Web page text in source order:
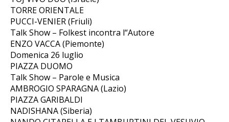
TORRE ORIENTALE
PUCCI-VENIER (Friuli)
Talk Show – Folkest incontra l“Autore
ENZO VACCA (Piemonte)
Domenica 26 luglio
PIAZZA DUOMO
Talk Show – Parole e Musica
AMBROGIO SPARAGNA (Lazio)
PIAZZA GARIBALDI
NADISHANA (Siberia)